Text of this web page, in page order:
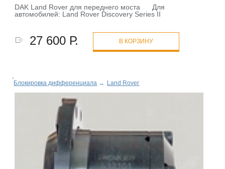
DAK Land Rover для переднего моста Для
автомобилей: Land Rover Discovery Series II
27 600 Р. В КОРЗИНУ
Блокировка дифференциала → Land Rover